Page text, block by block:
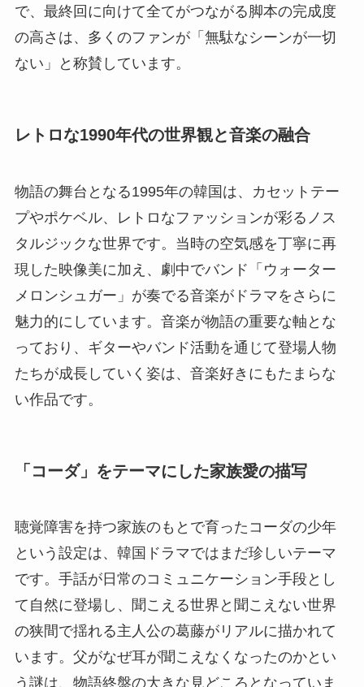
で、最終回に向けて全てがつながる脚本の完成度
の高さは、多くのファンが「無駄なシーンが一切
ない」と称賛しています。
レトロな1990年代の世界観と音楽の融合
物語の舞台となる1995年の韓国は、カセットテー
プやポケベル、レトロなファッションが彩るノス
タルジックな世界です。当時の空気感を丁寧に再
現した映像美に加え、劇中でバンド「ウォーター
メロンシュガー」が奏でる音楽がドラマをさらに
魅力的にしています。音楽が物語の重要な軸とな
っており、ギターやバンド活動を通じて登場人物
たちが成長していく姿は、音楽好きにもたまらな
い作品です。
「コーダ」をテーマにした家族愛の描写
聴覚障害を持つ家族のもとで育ったコーダの少年
という設定は、韓国ドラマではまだ珍しいテーマ
です。手話が日常のコミュニケーション手段とし
て自然に登場し、聞こえる世界と聞こえない世界
の狭間で揺れる主人公の葛藤がリアルに描かれて
います。父がなぜ耳が聞こえなくなったのかとい
う謎は、物語終盤の大きな見どころとなっていま